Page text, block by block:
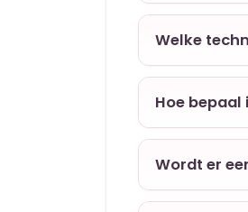
Welke
Hoe
Wordt er